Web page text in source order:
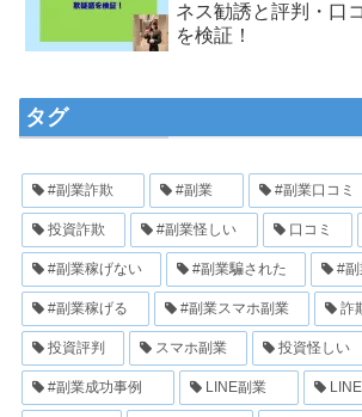
ネス勧誘と評判・口
を検証！
タグ
#副業詐欺 #副業 #副業口コミ
投資詐欺 #副業怪しい 口コミ
#副業稼げない #副業騙された #副
#副業稼げる #副業スマホ副業 詐
投資評判 スマホ副業 投資怪しい
#副業成功事例 LINE副業